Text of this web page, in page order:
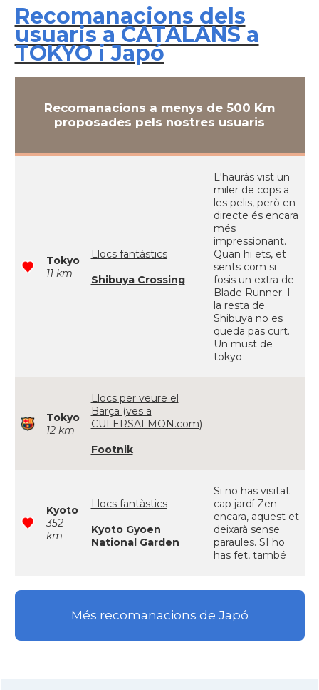
Recomanacions dels
usuaris a CATALANS a
TOKYO i Japó
Recomanacions a menys de 500 Km
proposades pels nostres usuaris
Tokyo
11 km
Llocs fantàstics
Shibuya Crossing
L'hauràs vist un
miler de cops a
les pelis, però en
directe és encara
més
impressionant.
Quan hi ets, et
sents com si
fosis un extra de
Blade Runner. I
la resta de
Shibuya no es
queda pas curt.
Un must de
tokyo
Tokyo
12 km
Llocs per veure el
Barça (ves a
CULERSALMON.com)
Footnik
Kyoto
352
km
Llocs fantàstics
Kyoto Gyoen
National Garden
Si no has visitat
cap jardí Zen
encara, aquest et
deixarà sense
paraules. SI ho
has fet, també
Més recomanacions de Japó